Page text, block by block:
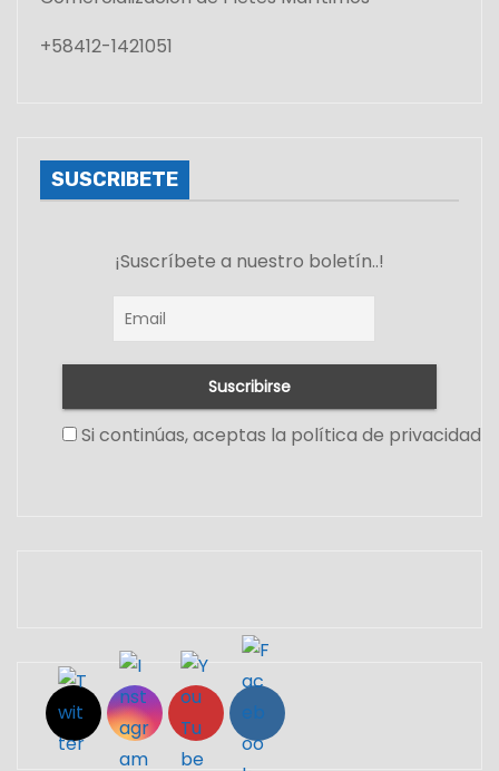
+58412-1421051
SUSCRIBETE
¡Suscríbete a nuestro boletín..!
Si continúas, aceptas la política de privacidad